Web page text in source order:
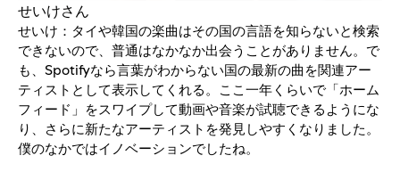
せいけさん
せいけ：タイや韓国の楽曲はその国の言語を知らないと検索
できないので、普通はなかなか出会うことがありません。で
も、Spotifyなら言葉がわからない国の最新の曲を関連アー
ティストとして表示してくれる。ここ一年くらいで「ホーム
フィード」をスワイプして動画や音楽が試聴できるようにな
り、さらに新たなアーティストを発見しやすくなりました。
僕のなかではイノベーションでしたね。